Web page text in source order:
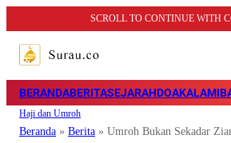
SCROLL TO CONTINUE WITH
BERANDABERITASEJARAHDOAKALAM
Haji dan Umroh
Beranda » Berita » Umroh Bukan Sekadar